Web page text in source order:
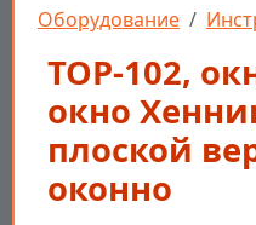
Строка
Оборудование
ТОР-102,
окно
плоской
оконно